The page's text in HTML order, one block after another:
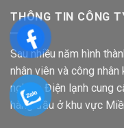
THÔNG TIN CÔNG
Sau nhiều năm hình
nhân viên và công
nghiệp Điện lạnh cung
hàng đầu ở khu vực